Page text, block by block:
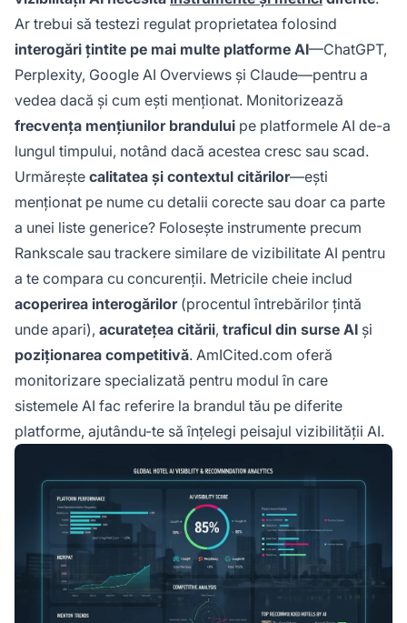
Ar trebui să testezi regulat proprietatea folosind
interogări țintite pe mai multe platforme AI—ChatGPT,
Perplexity, Google AI Overviews și Claude—pentru a
vedea dacă și cum ești menționat. Monitorizează
frecvența mențiunilor brandului pe platformele AI de-a
lungul timpului, notând dacă acestea cresc sau scad.
Urmărește calitatea și contextul citărilor—ești
menționat pe nume cu detalii corecte sau doar ca parte
a unei liste generice? Folosește instrumente precum
Rankscale sau trackere similare de vizibilitate AI pentru
a te compara cu concurenții. Metricile cheie includ
acoperirea interogărilor(procentul întrebărilor țintă
unde apari), acuratețea citării, traficul din surse AI și
poziționarea competitivă. AmICited.com oferă
monitorizare specializată pentru modul în care
sistemele AI fac referire la brandul tău pe diferite
platforme, ajutându-te să înțelegi peisajul vizibilității AI.